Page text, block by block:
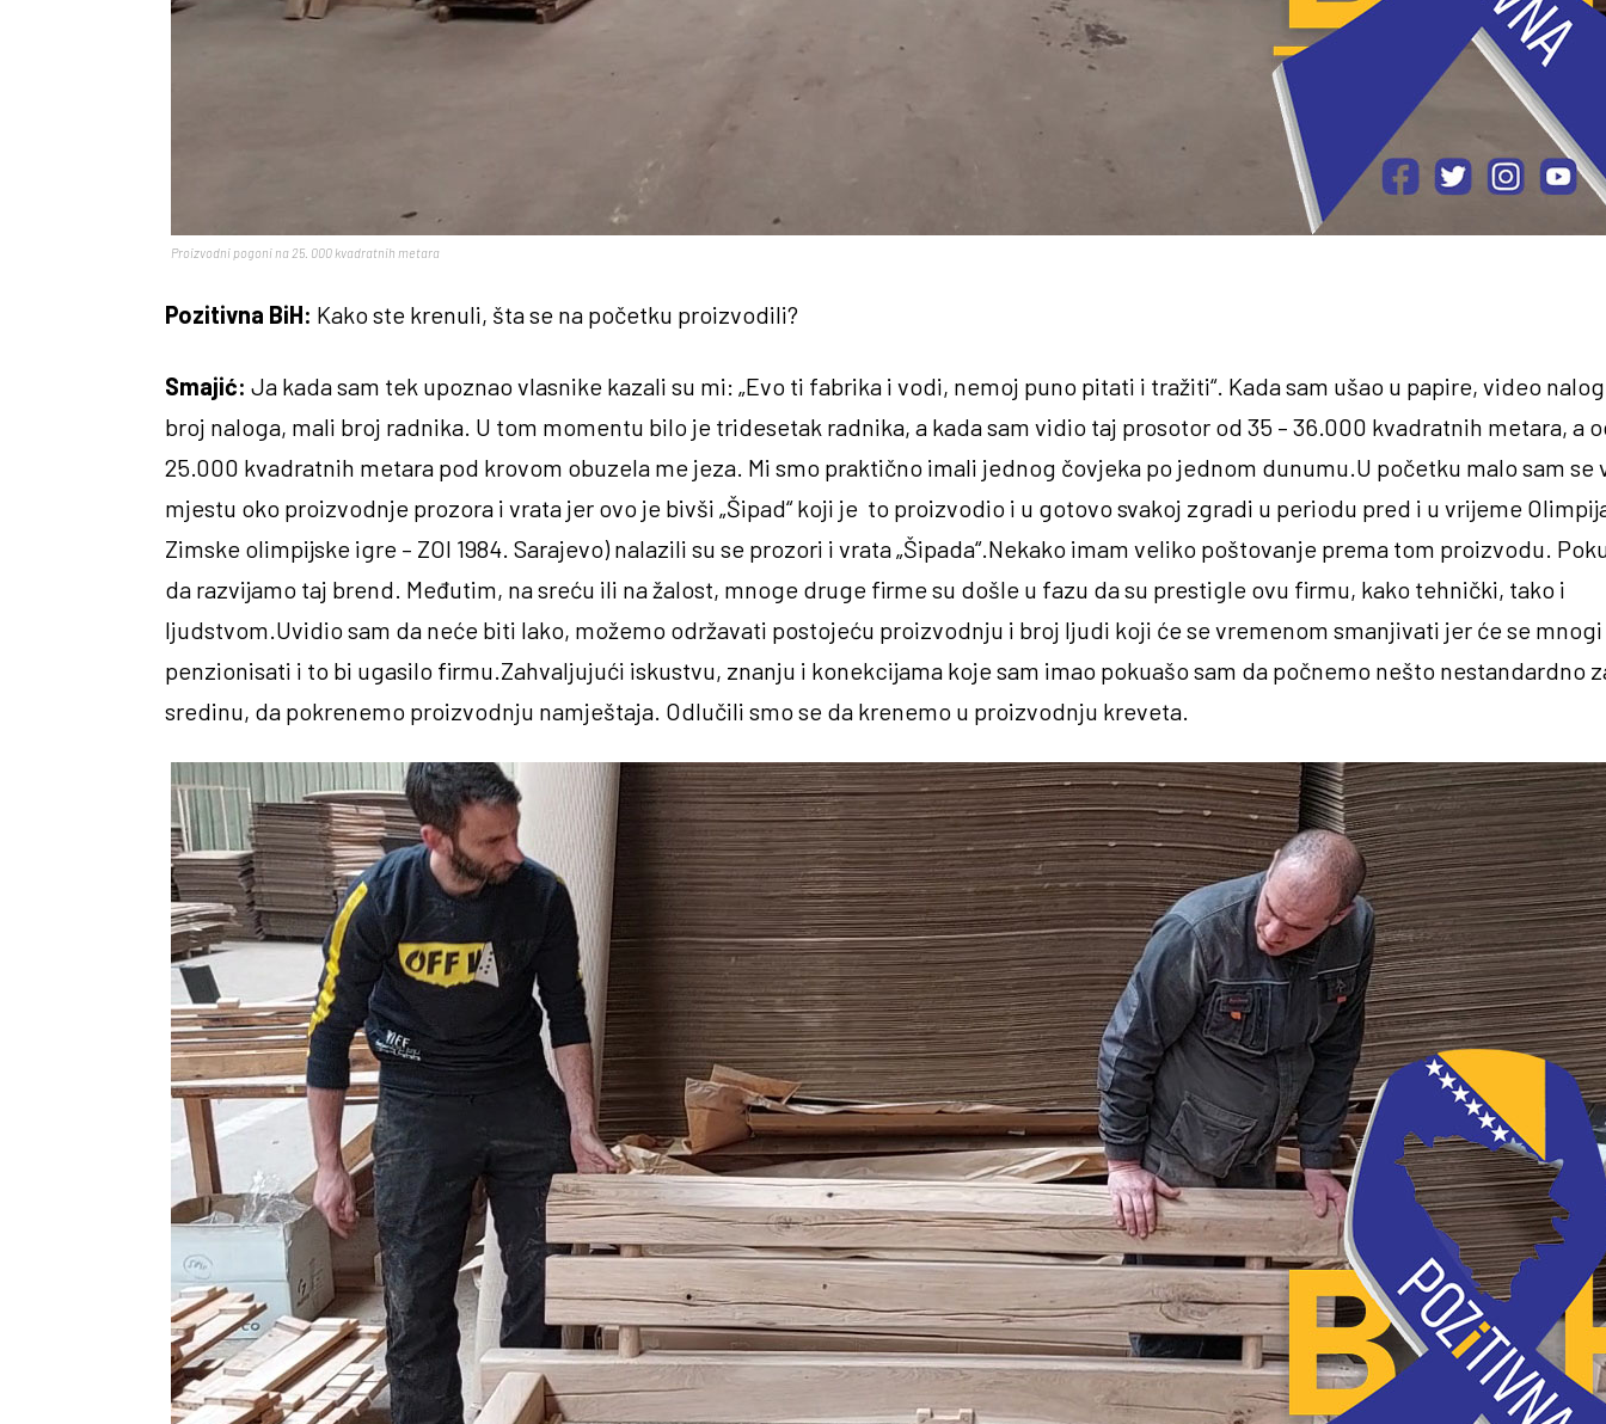
Proizvodni pogoni na 25. 000 kvadratnih metara
Pozitivna BiH: Kako ste krenuli, šta se na početku proizvodili?
Smajić: Ja kada sam tek upoznao vlasnike kazali su mi: „Evo ti fabrika i vodi, nemoj puno pitati i tražiti“. Kada sam ušao u papire, video
broj naloga, mali broj radnika. U tom momentu bilo je tridesetak radnika, a kada sam vidio taj prosotor od 35 – 36.000 kvadratnih metara, a
25.000 kvadratnih metara pod krovom obuzela me jeza. Mi smo praktično imali jednog čovjeka po jednom dunumu.U početku malo sam se
mjestu oko proizvodnje prozora i vrata jer ovo je bivši „Šipad“ koji je to proizvodio i u gotovo svakoj zgradi u periodu pred i u vrijeme
Zimske olimpijske igre – ZOI 1984. Sarajevo) nalazili su se prozori i vrata „Šipada“.Nekako imam veliko poštovanje prema tom proizvodu.
da razvijamo taj brend. Međutim, na sreću ili na žalost, mnoge druge firme su došle u fazu da su prestigle ovu firmu, kako tehnički, tako i
ljudstvom.Uvidio sam da neće biti lako, možemo održavati postojeću proizvodnju i broj ljudi koji će se vremenom smanjivati jer će se mnogi
penzionisati i to bi ugasilo firmu.Zahvaljujući iskustvu, znanju i konekcijama koje sam imao pokuašo sam da počnemo nešto nestandardno
sredinu, da pokrenemo proizvodnju namještaja. Odlučili smo se da krenemo u proizvodnju kreveta.